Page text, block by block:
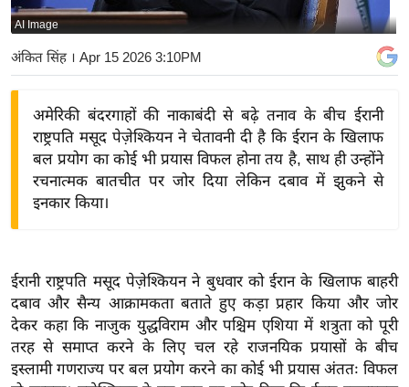
बि
ज़
ने
द्यो
वि
शे
ष
ज्ञ
रा
AI Image
अंकित सिंह। Apr 15 2026 3:10PM
अमेरिकी बंदरगाहों की नाकाबंदी से बढ़े तनाव के बीच ईरानी
राष्ट्रपति मसूद पेज़ेश्कियन ने चेतावनी दी है कि ईरान के खिलाफ
बल प्रयोग का कोई भी प्रयास विफल होना तय है, साथ ही उन्होंने
रचनात्मक बातचीत पर जोर दिया लेकिन दबाव में झुकने से
इनकार किया।
ईरानी राष्ट्रपति मसूद पेज़ेश्कियन ने बुधवार को ईरान के खिलाफ बाहरी
दबाव और सैन्य आक्रामकता बताते हुए कड़ा प्रहार किया और जोर
देकर कहा कि नाजुक युद्धविराम और पश्चिम एशिया में शत्रुता को पूरी
तरह से समाप्त करने के लिए चल रहे राजनयिक प्रयासों के बीच
इस्लामी गणराज्य पर बल प्रयोग करने का कोई भी प्रयास अंततः विफल